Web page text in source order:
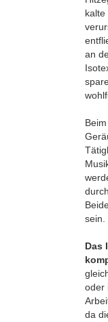
kalte
an
Beim
sein.
Das
oder
da